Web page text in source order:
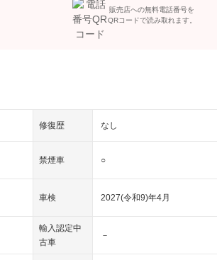
販売店への無料電話番号を
QRコードで読み取れます。
修復歴 なし
禁煙車 ○
車検 2027(令和9)年4月
輸入認定中
古車
－